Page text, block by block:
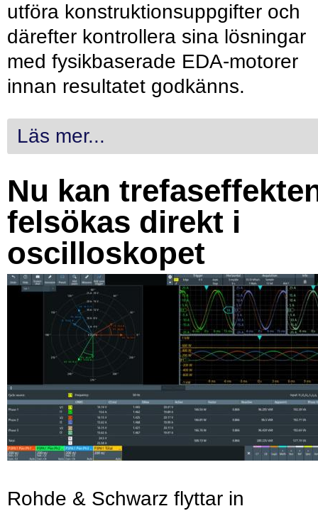
utföra konstruktionsuppgifter och
därefter kontrollera sina lösningar
med fysikbaserade EDA-motorer
innan resultatet godkänns.
Läs mer...
Nu kan
felsökas direkt i
oscilloskopet
Rohde & Schwarz flyttar in